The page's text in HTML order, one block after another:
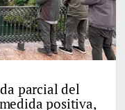
parcial del
positiva,